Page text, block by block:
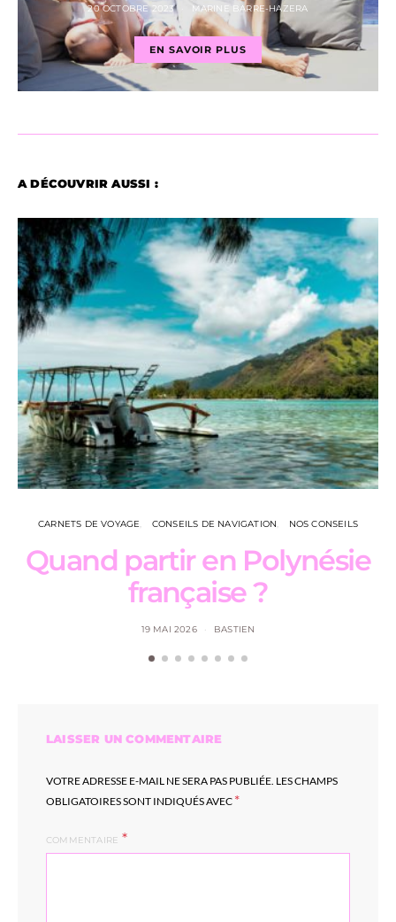
20 OCTOBRE 2023 MARINE BARRE-HAZERA
EN SAVOIR PLUS
A DÉCOUVRIR AUSSI :
CARNETS DE VOYAGE CONSEILS DE NAVIGATION NOS CONSEILS
Quand partir en Polynésie
française ?
19 MAI 2026 BASTIEN
LAISSER UN COMMENTAIRE
VOTRE ADRESSE E-MAIL NE SERA PAS PUBLIÉE. LES CHAMPS
OBLIGATOIRES SONT INDIQUÉS AVEC *
COMMENTAIRE